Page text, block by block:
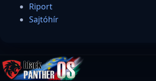
Riport
Sajtóhír